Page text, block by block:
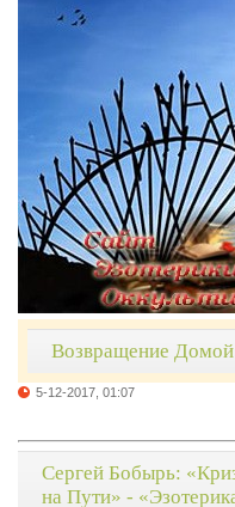
Возвращение Домой
5-12-2017, 01:07
Сергей Бобырь:
на Пути» -